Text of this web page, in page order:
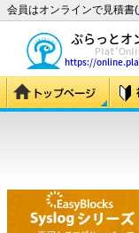
会員はオンラインで見積書(